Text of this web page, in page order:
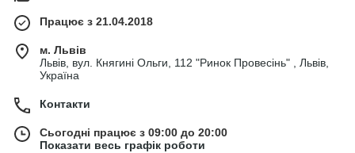
Працює з 21.04.2018
м. Львів
Львів, вул. Княгині Ольги, 112 "Ринок Провесінь" , Львів,
Україна
Контакти
Сьогодні працює з 09:00 до 20:00
Показати весь графік роботи